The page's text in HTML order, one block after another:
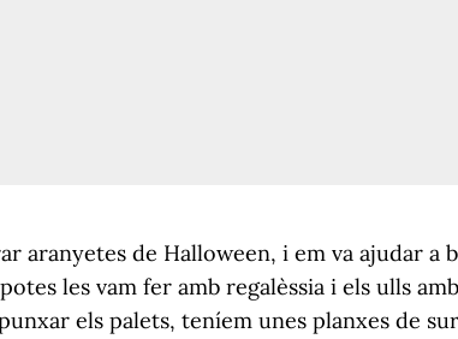
aranyetes de Halloween, i em va ajudar a
les vam fer amb regalèssia i els ulls
els palets, teníem unes planxes de